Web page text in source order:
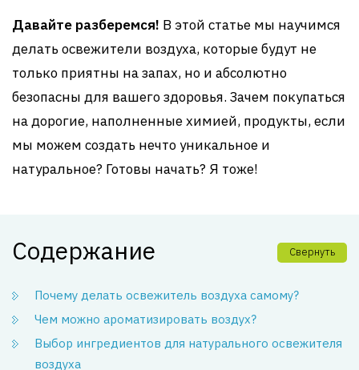
Давайте разберемся! В этой статье мы научимся
делать освежители воздуха, которые будут не
только приятны на запах, но и абсолютно
безопасны для вашего здоровья. Зачем покупаться
на дорогие, наполненные химией, продукты, если
мы можем создать нечто уникальное и
натуральное? Готовы начать? Я тоже!
Содержание Свернуть
Почему делать освежитель воздуха самому?
Чем можно ароматизировать воздух?
Выбор ингредиентов для натурального освежителя
воздуха